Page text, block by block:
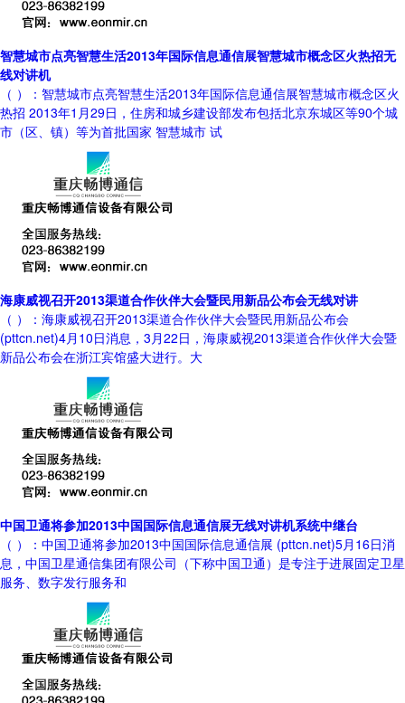
智慧城市点亮智慧生活2013年国际信息通信展智慧城市概念区火热招无
线对讲机
（ ）：智慧城市点亮智慧生活2013年国际信息通信展智慧城市概念区火
热招 2013年1月29日，住房和城乡建设部发布包括北京东城区等90个城
市（区、镇）等为首批国家 智慧城市 试
海康威视召开2013渠道合作伙伴大会暨民用新品公布会无线对讲
（ ）：海康威视召开2013渠道合作伙伴大会暨民用新品公布会
(pttcn.net)4月10日消息，3月22日，海康威视2013渠道合作伙伴大会暨
新品公布会在浙江宾馆盛大进行。大
中国卫通将参加2013中国国际信息通信展无线对讲机系统中继台
（ ）：中国卫通将参加2013中国国际信息通信展 (pttcn.net)5月16日消
息，中国卫星通信集团有限公司（下称中国卫通）是专注于进展固定卫星
服务、数字发行服务和